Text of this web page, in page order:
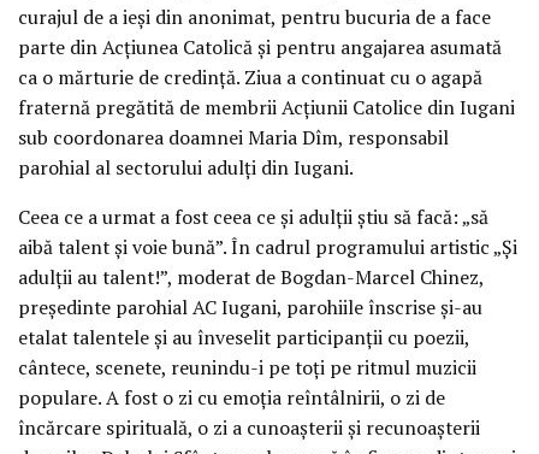
curajul de a ieși din anonimat, pentru bucuria de a face
parte din Acțiunea Catolică și pentru angajarea asumată
ca o mărturie de credință. Ziua a continuat cu o agapă
fraternă pregătită de membrii Acțiunii Catolice din Iugani
sub coordonarea doamnei Maria Dîm, responsabil
parohial al sectorului adulți din Iugani.
Ceea ce a urmat a fost ceea ce și adulții știu să facă: „să
aibă talent și voie bună”. În cadrul programului artistic „Și
adulții au talent!”, moderat de Bogdan-Marcel Chinez,
președinte parohial AC Iugani, parohiile înscrise și-au
etalat talentele și au înveselit participanții cu poezii,
cântece, scenete, reunindu-i pe toți pe ritmul muzicii
populare. A fost o zi cu emoția reîntâlnirii, o zi de
încărcare spirituală, o zi a cunoașterii și recunoașterii